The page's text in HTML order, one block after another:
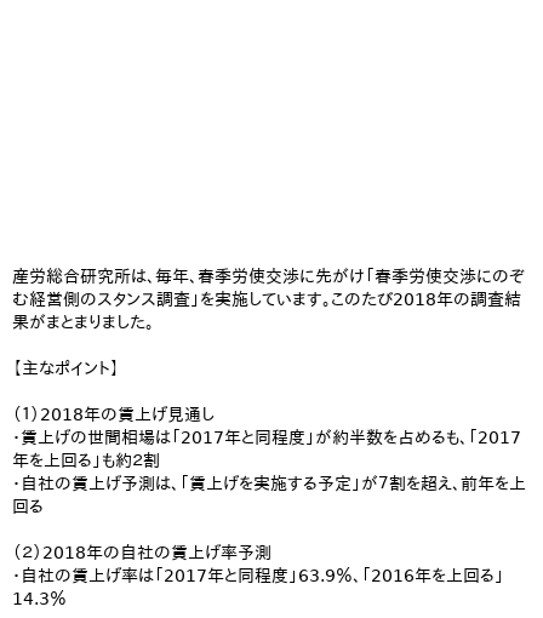
産労総合研究所は、毎年、春季労使交渉に先がけ「春季労使交渉にのぞ
む経営側のスタンス調査」を実施しています。このたび2018年の調査結
果がまとまりました。
【主なポイント】
（１）2018年の賃上げ見通し
・賃上げの世間相場は「2017年と同程度」が約半数を占めるも、「2017
年を上回る」も約２割
・自社の賃上げ予測は、「賃上げを実施する予定」が７割を超え、前年を上
回る
（２）2018年の自社の賃上げ率予測
・自社の賃上げ率は「2017年と同程度」63.9％、「2016年を上回る」
14.3％